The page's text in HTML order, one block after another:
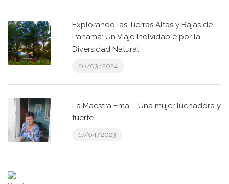
Explorando las Tierras Altas y Bajas de
Panamá: Un Viaje Inolvidable por la
Diversidad Natural
26/03/2024
La Maestra Ema – Una mujer luchadora y
fuerte
17/04/2023